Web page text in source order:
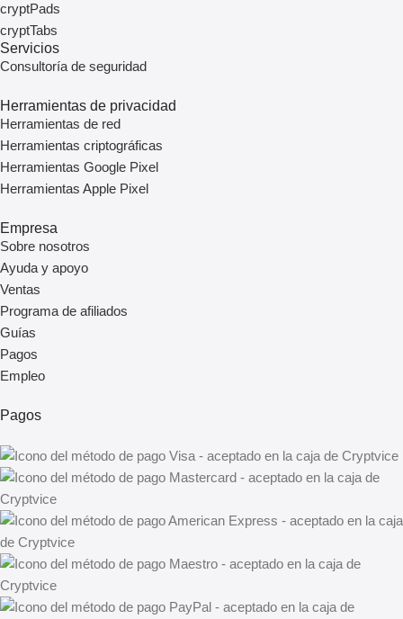
cryptPads
cryptTabs
Servicios
Consultoría de seguridad
Herramientas de privacidad
Herramientas de red
Herramientas criptográficas
Herramientas Google Pixel
Herramientas Apple Pixel
Empresa
Sobre nosotros
Ayuda y apoyo
Ventas
Programa de afiliados
Guías
Pagos
Empleo
Pagos